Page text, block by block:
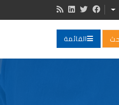
LIST ADDITIONAL ACTIONS
القائمة